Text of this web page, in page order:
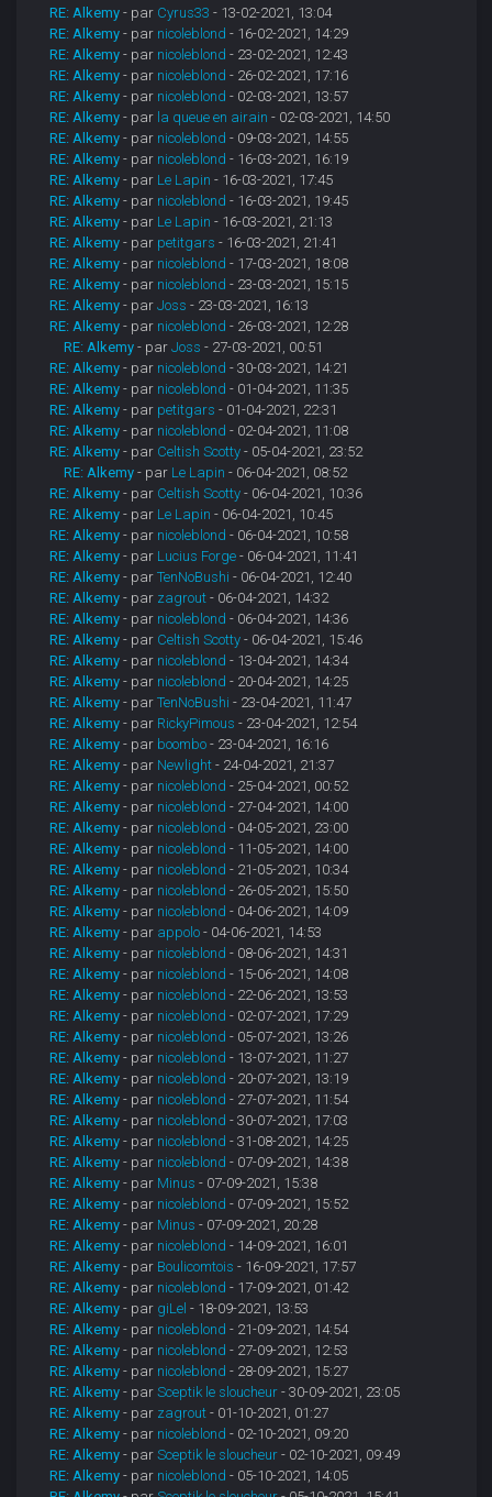
RE: Alkemy - par Cyrus33 - 13-02-2021, 13:04
RE: Alkemy - par nicoleblond - 16-02-2021, 14:29
RE: Alkemy - par nicoleblond - 23-02-2021, 12:43
RE: Alkemy - par nicoleblond - 26-02-2021, 17:16
RE: Alkemy - par nicoleblond - 02-03-2021, 13:57
RE: Alkemy - par la queue en airain - 02-03-2021, 14:50
RE: Alkemy - par nicoleblond - 09-03-2021, 14:55
RE: Alkemy - par nicoleblond - 16-03-2021, 16:19
RE: Alkemy - par Le Lapin - 16-03-2021, 17:45
RE: Alkemy - par nicoleblond - 16-03-2021, 19:45
RE: Alkemy - par Le Lapin - 16-03-2021, 21:13
RE: Alkemy - par petitgars - 16-03-2021, 21:41
RE: Alkemy - par nicoleblond - 17-03-2021, 18:08
RE: Alkemy - par nicoleblond - 23-03-2021, 15:15
RE: Alkemy - parJoss - 23-03-2021, 16:13
RE: Alkemy - par nicoleblond - 26-03-2021, 12:28
RE: Alkemy - parJoss - 27-03-2021, 00:51
RE: Alkemy - par nicoleblond - 30-03-2021, 14:21
RE: Alkemy - par nicoleblond - 01-04-2021, 11:35
RE: Alkemy - par petitgars - 01-04-2021, 22:31
RE: Alkemy - par nicoleblond - 02-04-2021, 11:08
RE: Alkemy - par Celtish Scotty - 05-04-2021, 23:52
RE: Alkemy - par Le Lapin - 06-04-2021, 08:52
RE: Alkemy - par Celtish Scotty - 06-04-2021, 10:36
RE: Alkemy - par Le Lapin - 06-04-2021, 10:45
RE: Alkemy - par nicoleblond - 06-04-2021, 10:58
RE: Alkemy - par Lucius Forge - 06-04-2021, 11:41
RE: Alkemy - parTenNoBushi - 06-04-2021, 12:40
RE: Alkemy - par zagrout - 06-04-2021, 14:32
RE: Alkemy - par nicoleblond - 06-04-2021, 14:36
RE: Alkemy - par Celtish Scotty - 06-04-2021, 15:46
RE: Alkemy - par nicoleblond - 13-04-2021, 14:34
RE: Alkemy - par nicoleblond - 20-04-2021, 14:25
RE: Alkemy - parTenNoBushi - 23-04-2021, 11:47
RE: Alkemy - par RickyPimous - 23-04-2021, 12:54
RE: Alkemy - par boombo - 23-04-2021, 16:16
RE: Alkemy - par Newlight - 24-04-2021, 21:37
RE: Alkemy - par nicoleblond - 25-04-2021, 00:52
RE: Alkemy - par nicoleblond - 27-04-2021, 14:00
RE: Alkemy - par nicoleblond - 04-05-2021, 23:00
RE: Alkemy - par nicoleblond - 11-05-2021, 14:00
RE: Alkemy - par nicoleblond - 21-05-2021, 10:34
RE: Alkemy - par nicoleblond - 26-05-2021, 15:50
RE: Alkemy - par nicoleblond - 04-06-2021, 14:09
RE: Alkemy - par appolo - 04-06-2021, 14:53
RE: Alkemy - par nicoleblond - 08-06-2021, 14:31
RE: Alkemy - par nicoleblond - 15-06-2021, 14:08
RE: Alkemy - par nicoleblond - 22-06-2021, 13:53
RE: Alkemy - par nicoleblond - 02-07-2021, 17:29
RE: Alkemy - par nicoleblond - 05-07-2021, 13:26
RE: Alkemy - par nicoleblond - 13-07-2021, 11:27
RE: Alkemy - par nicoleblond - 20-07-2021, 13:19
RE: Alkemy - par nicoleblond - 27-07-2021, 11:54
RE: Alkemy - par nicoleblond - 30-07-2021, 17:03
RE: Alkemy - par nicoleblond - 31-08-2021, 14:25
RE: Alkemy - par nicoleblond - 07-09-2021, 14:38
RE: Alkemy - par Minus - 07-09-2021, 15:38
RE: Alkemy - par nicoleblond - 07-09-2021, 15:52
RE: Alkemy - par Minus - 07-09-2021, 20:28
RE: Alkemy - par nicoleblond - 14-09-2021, 16:01
RE: Alkemy - par Boulicomtois - 16-09-2021, 17:57
RE: Alkemy - par nicoleblond - 17-09-2021, 01:42
RE: Alkemy - par giLel - 18-09-2021, 13:53
RE: Alkemy - par nicoleblond - 21-09-2021, 14:54
RE: Alkemy - par nicoleblond - 27-09-2021, 12:53
RE: Alkemy - par nicoleblond - 28-09-2021, 15:27
RE: Alkemy - parSceptik le sloucheur - 30-09-2021, 23:05
RE: Alkemy - par zagrout - 01-10-2021, 01:27
RE: Alkemy - par nicoleblond - 02-10-2021, 09:20
RE: Alkemy - parSceptik le sloucheur - 02-10-2021, 09:49
RE: Alkemy - par nicoleblond - 05-10-2021, 14:05